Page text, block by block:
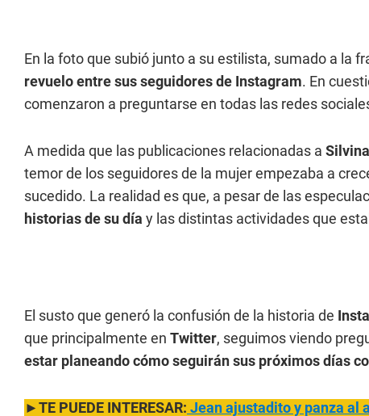
En la foto que subió junto a su estilista, sumado a la
revuelo entre sus seguidores de Instagram. En
comenzaron a preguntarse en todas las redes
A medida que las publicaciones relacionadas a
temor de los seguidores de la mujer empezaba a
sucedido. La realidad es que, a pesar de las
historias de su día y las distintas actividades que
El susto que generó la confusión de la historia de
que principalmente en Twitter, seguimos viendo
estar planeando cómo seguirán sus próximos días
►TE PUEDE INTERESAR: Jean ajustadito y panza al